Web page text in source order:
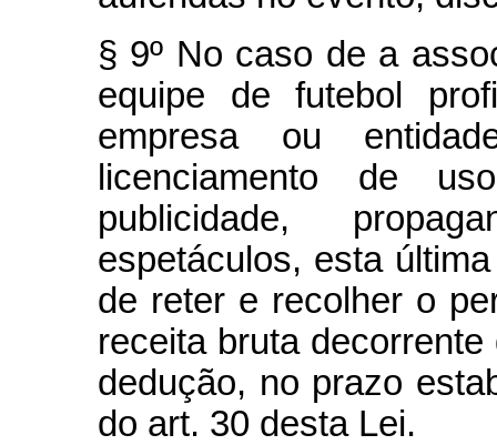
§ 9º No caso de a
equipe de futebol
empresa ou
licenciamento de
publicidade,
espetáculos, esta
de reter e recolher o
receita bruta
dedução, no prazo
do art. 30 desta Lei.